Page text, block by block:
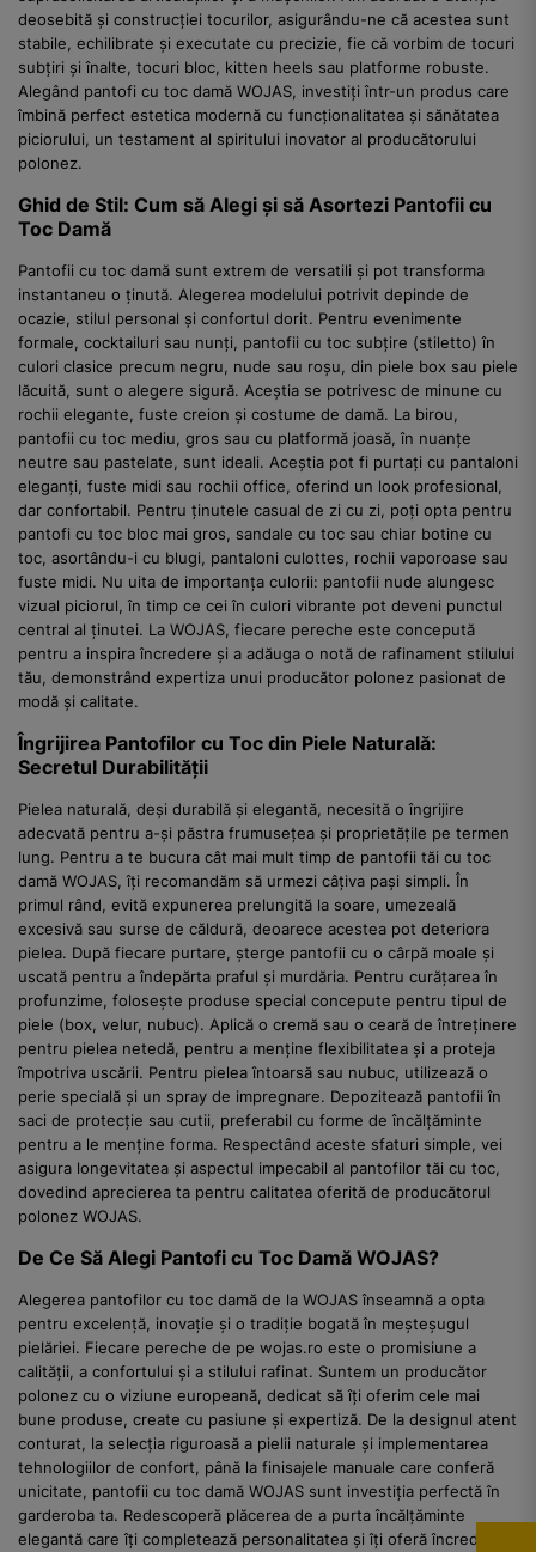
deosebită și construcției tocurilor, asigurându-ne că acestea sunt
stabile, echilibrate și executate cu precizie, fie că vorbim de tocuri
subțiri și înalte, tocuri bloc, kitten heels sau platforme robuste.
Alegând pantofi cu toc damă WOJAS, investiți într-un produs care
îmbină perfect estetica modernă cu funcționalitatea și sănătatea
piciorului, un testament al spiritului inovator al producătorului
polonez.
Ghid de Stil: Cum să Alegi și să Asortezi Pantofii cu
Toc Damă
Pantofii cu toc damă sunt extrem de versatili și pot transforma
instantaneu o ținută. Alegerea modelului potrivit depinde de
ocazie, stilul personal și confortul dorit. Pentru evenimente
formale, cocktailuri sau nunți, pantofii cu toc subțire (stiletto) în
culori clasice precum negru, nude sau roșu, din piele box sau piele
lăcuită, sunt o alegere sigură. Aceștia se potrivesc de minune cu
rochii elegante, fuste creion și costume de damă. La birou,
pantofii cu toc mediu, gros sau cu platformă joasă, în nuanțe
neutre sau pastelate, sunt ideali. Aceștia pot fi purtați cu pantaloni
eleganți, fuste midi sau rochii office, oferind un look profesional,
dar confortabil. Pentru ținutele casual de zi cu zi, poți opta pentru
pantofi cu toc bloc mai gros, sandale cu toc sau chiar botine cu
toc, asortându-i cu blugi, pantaloni culottes, rochii vaporoase sau
fuste midi. Nu uita de importanța culorii: pantofii nude alungesc
vizual piciorul, în timp ce cei în culori vibrante pot deveni punctul
central al ținutei. La WOJAS, fiecare pereche este concepută
pentru a inspira încredere și a adăuga o notă de rafinament stilului
tău, demonstrând expertiza unui producător polonez pasionat de
modă și calitate.
Îngrijirea Pantofilor cu Toc din Piele Naturală:
Secretul Durabilității
Pielea naturală, deși durabilă și elegantă, necesită o îngrijire
adecvată pentru a-și păstra frumusețea și proprietățile pe termen
lung. Pentru a te bucura cât mai mult timp de pantofii tăi cu toc
damă WOJAS, îți recomandăm să urmezi câțiva pași simpli. În
primul rând, evită expunerea prelungită la soare, umezeală
excesivă sau surse de căldură, deoarece acestea pot deteriora
pielea. După fiecare purtare, șterge pantofii cu o cârpă moale și
uscată pentru a îndepărta praful și murdăria. Pentru curățarea în
profunzime, folosește produse special concepute pentru tipul de
piele (box, velur, nubuc). Aplică o cremă sau o ceară de întreținere
pentru pielea netedă, pentru a menține flexibilitatea și a proteja
împotriva uscării. Pentru pielea întoarsă sau nubuc, utilizează o
perie specială și un spray de impregnare. Depozitează pantofii în
saci de protecție sau cutii, preferabil cu forme de încălțăminte
pentru a le menține forma. Respectând aceste sfaturi simple, vei
asigura longevitatea și aspectul impecabil al pantofilor tăi cu toc,
dovedind aprecierea ta pentru calitatea oferită de producătorul
polonez WOJAS.
De Ce Să Alegi Pantofi cu Toc Damă WOJAS?
Alegerea pantofilor cu toc damă de la WOJAS înseamnă a opta
pentru excelență, inovație și o tradiție bogată în meșteșugul
pielăriei. Fiecare pereche de pe wojas.ro este o promisiune a
calității, a confortului și a stilului rafinat. Suntem un producător
polonez cu o viziune europeană, dedicat să îți oferim cele mai
bune produse, create cu pasiune și expertiză. De la designul atent
conturat, la selecția riguroasă a pielii naturale și implementarea
tehnologiilor de confort, până la finisajele manuale care conferă
unicitate, pantofii cu toc damă WOJAS sunt investiția perfectă în
garderoba ta. Redescoperă plăcerea de a purta încălțăminte
elegantă care îți completează personalitatea și îți oferă încredere